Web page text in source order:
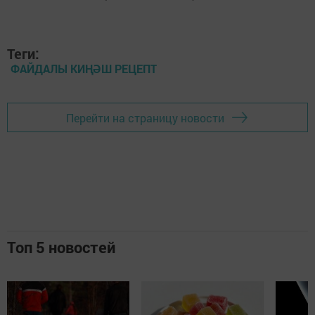
Теги:
ФАЙДАЛЫ КИҢӘШ РЕЦЕПТ
Перейти на страницу новости
Топ 5 новостей